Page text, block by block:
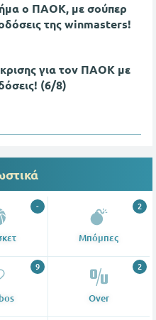
ο ΠΑΟΚ, με σούπερ
της winmasters!
για τον ΠΑΟΚ με
(6/8)
-
Μπόμπες
2
9
Over
2